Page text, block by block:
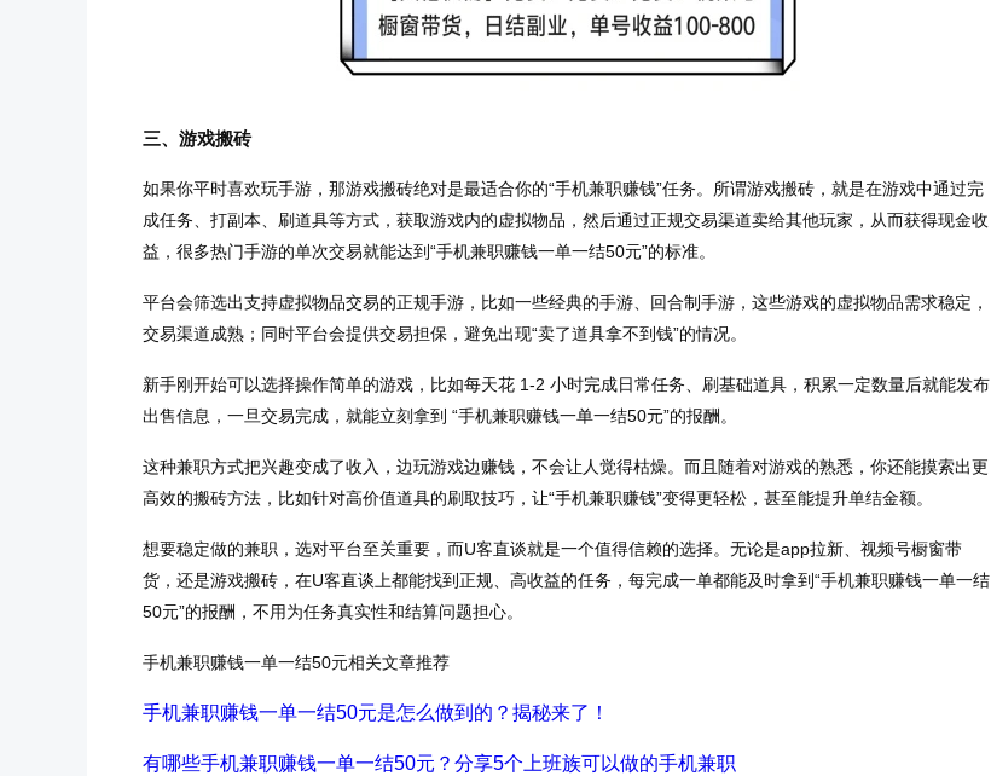
三、游戏搬砖
如果你平时喜欢玩手游，那游戏搬砖绝对是最适合你的“手机兼职赚钱”任务。所谓游戏搬砖，就是在游戏中通过完
成任务、打副本、刷道具等方式，获取游戏内的虚拟物品，然后通过正规交易渠道卖给其他玩家，从而获得现金收
益，很多热门手游的单次交易就能达到“手机兼职赚钱一单一结50元”的标准。
平台会筛选出支持虚拟物品交易的正规手游，比如一些经典的手游、回合制手游，这些游戏的虚拟物品需求稳定，
交易渠道成熟；同时平台会提供交易担保，避免出现“卖了道具拿不到钱”的情况。
新手刚开始可以选择操作简单的游戏，比如每天花 1-2 小时完成日常任务、刷基础道具，积累一定数量后就能发布
出售信息，一旦交易完成，就能立刻拿到 “手机兼职赚钱一单一结50元”的报酬。
这种兼职方式把兴趣变成了收入，边玩游戏边赚钱，不会让人觉得枯燥。而且随着对游戏的熟悉，你还能摸索出更
高效的搬砖方法，比如针对高价值道具的刷取技巧，让“手机兼职赚钱”变得更轻松，甚至能提升单结金额。
想要稳定做的兼职，选对平台至关重要，而U客直谈就是一个值得信赖的选择。无论是app拉新、视频号橱窗带
货，还是游戏搬砖，在U客直谈上都能找到正规、高收益的任务，每完成一单都能及时拿到“手机兼职赚钱一单一结
50元”的报酬，不用为任务真实性和结算问题担心。
手机兼职赚钱一单一结50元相关文章推荐
手机兼职赚钱一单一结50元是怎么做到的？揭秘来了！
有哪些手机兼职赚钱一单一结50元？分享5个上班族可以做的手机兼职